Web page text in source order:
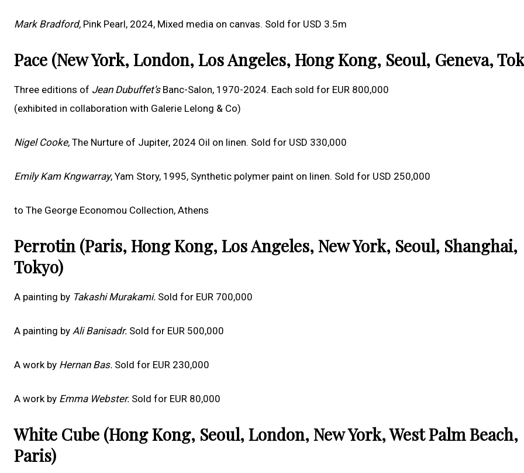
Mark Bradford, Pink Pearl, 2024, Mixed media on canvas. Sold for USD 3.5m
Pace (New York, London, Los Angeles, Hong Kong, Seoul, Geneva,
Three editions of Jean Dubuffet’s Banc-Salon, 1970-2024. Each sold for EUR 800,000
(exhibited in collaboration with Galerie Lelong & Co)
Nigel Cooke, The Nurture of Jupiter, 2024 Oil on linen. Sold for USD 330,000
Emily Kam Kngwarray, Yam Story, 1995, Synthetic polymer paint on linen. Sold for USD 250,000
to The George Economou Collection, Athens
Perrotin (Paris, Hong Kong, Los Angeles, New York, Seoul, Shanghai,
Tokyo)
A painting by Takashi Murakami. Sold for EUR 700,000
A painting by Ali Banisadr. Sold for EUR 500,000
A work by Hernan Bas. Sold for EUR 230,000
A work by Emma Webster. Sold for EUR 80,000
White Cube (Hong Kong, Seoul, London, New York, West Palm Beach,
Paris)